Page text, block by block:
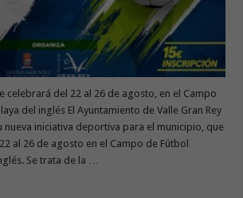
celebrará del 22 al 26 de agosto, en el Campo
del inglés El Ayuntamiento de Valle Gran Rey
nueva iniciativa deportiva para el municipio, que
al 26 de agosto en el Campo de Fútbol
Se trata de la …